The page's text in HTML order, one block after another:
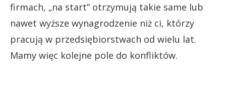
firmach, „na start” otrzymują takie same lub
nawet wyższe wynagrodzenie niż ci, którzy
pracują w przedsiębiorstwach od wielu lat.
Mamy więc kolejne pole do konfliktów.